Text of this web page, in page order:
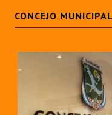
CONCEJO